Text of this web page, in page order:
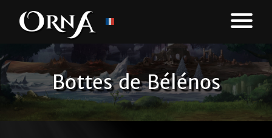
Bottes de Bélénos